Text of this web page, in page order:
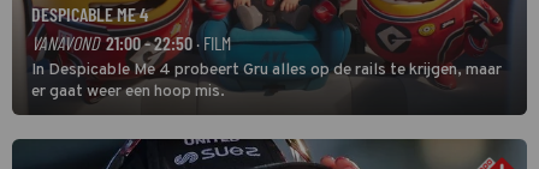
DESPICABLE ME 4
VANAVOND 21:00 - 22:50 · FILM
In Despicable Me 4 probeert Gru alles op de rails te krijgen, maar
er gaat weer een hoop mis.